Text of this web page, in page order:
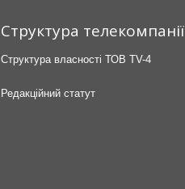
Структура телекомпанії
Структура власності ТОВ TV-4
Редакційний статут